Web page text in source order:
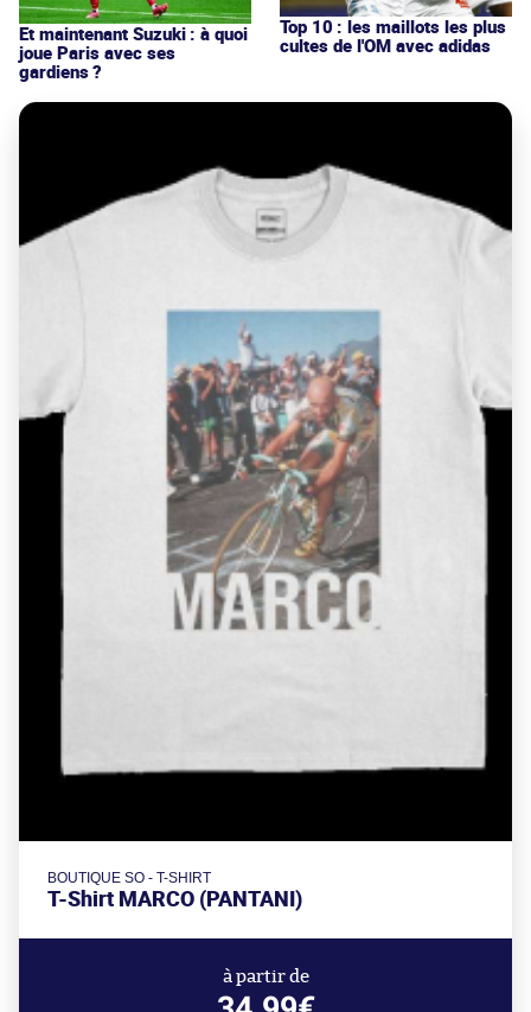
Et maintenant Suzuki : à quoi
joue Paris avec ses
gardiens ?
Top 10 : les maillots les plus
cultes de l'OM avec adidas
BOUTIQUE SO - T-SHIRT
T-Shirt MARCO (PANTANI)
à partir de